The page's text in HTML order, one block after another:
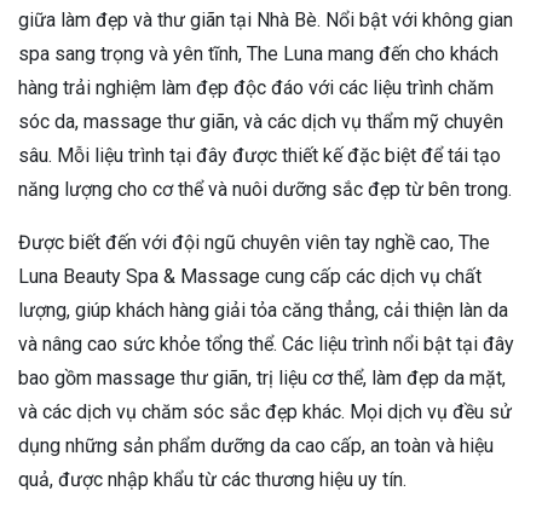
giữa làm đẹp và thư giãn tại Nhà Bè. Nổi bật với không gian
spa sang trọng và yên tĩnh, The Luna mang đến cho khách
hàng trải nghiệm làm đẹp độc đáo với các liệu trình chăm
sóc da, massage thư giãn, và các dịch vụ thẩm mỹ chuyên
sâu. Mỗi liệu trình tại đây được thiết kế đặc biệt để tái tạo
năng lượng cho cơ thể và nuôi dưỡng sắc đẹp từ bên trong.
Được biết đến với đội ngũ chuyên viên tay nghề cao, The
Luna Beauty Spa & Massage cung cấp các dịch vụ chất
lượng, giúp khách hàng giải tỏa căng thẳng, cải thiện làn da
và nâng cao sức khỏe tổng thể. Các liệu trình nổi bật tại đây
bao gồm massage thư giãn, trị liệu cơ thể, làm đẹp da mặt,
và các dịch vụ chăm sóc sắc đẹp khác. Mọi dịch vụ đều sử
dụng những sản phẩm dưỡng da cao cấp, an toàn và hiệu
quả, được nhập khẩu từ các thương hiệu uy tín.